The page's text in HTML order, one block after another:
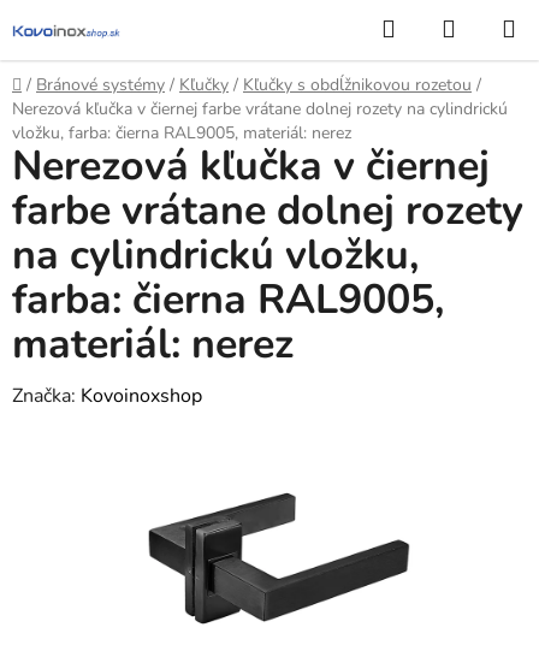
na
obsah
Hľadať
KOŠÍK
Domov
/ Bránové systémy / Kľučky / Kľučky s obdĺžnikovou rozetou /
Nerezová kľučka v čiernej farbe vrátane dolnej rozety na cylindrickú
vložku, farba: čierna RAL9005, materiál: nerez
Nerezová kľučka v čiernej
farbe vrátane dolnej rozety
na cylindrickú vložku,
farba: čierna RAL9005,
materiál: nerez
Značka: Kovoinoxshop